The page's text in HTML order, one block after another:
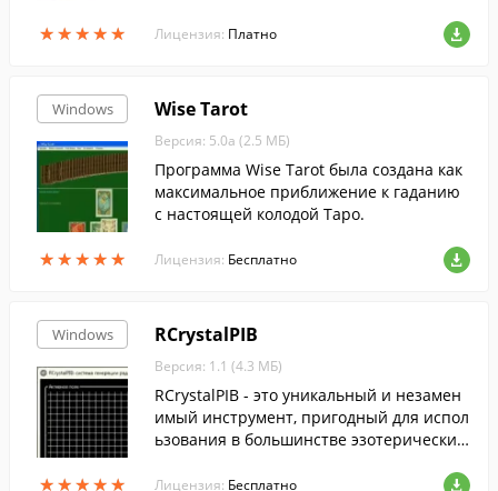
★★★★★
★★★★★ Лицензия: Платно
Windows
★★★★★
★★★★★
Wise Tarot
Версия: 5.0a (2.5 МБ)
Программа Wise Tarot была создана как
максимальное приближение к гаданию
с настоящей колодой Таро.
Лицензия: Бесплатно
Windows
★★★★★
★★★★★
RCrystalPIB
Версия: 1.1 (4.3 МБ)
RCrystalPIB - это уникальный и незамен
имый инструмент, пригодный для испол
ьзования в большинстве эзотерических
Лицензия: Бесплатно